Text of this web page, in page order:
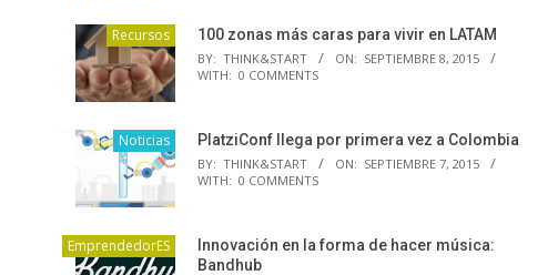
Recursos 100 zonas más caras para vivir en LATAM
BY: THINK&START ON: SEPTIEMBRE 8, 2015
WITH: 0 COMMENTS
Noticias PlatziConf llega por primera vez a Colombia
BY: THINK&START ON: SEPTIEMBRE 7, 2015
WITH: 0 COMMENTS
EmprendedorES
Innovación en la forma de hacer música:
Bandhub